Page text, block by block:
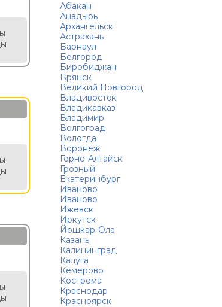
Абакан
Анадырь
Архангельск
Астрахань
Барнаул
Белгород
Биробиджан
Брянск
Великий Новгород
Владивосток
Владикавказ
Владимир
Волгоград
Вологда
Воронеж
Горно-Алтайск
Грозный
Екатеринбург
Иваново
Иваново
Ижевск
Иркутск
Йошкар-Ола
Казань
Калининград
Калуга
Кемерово
Кострома
Краснодар
Красноярск